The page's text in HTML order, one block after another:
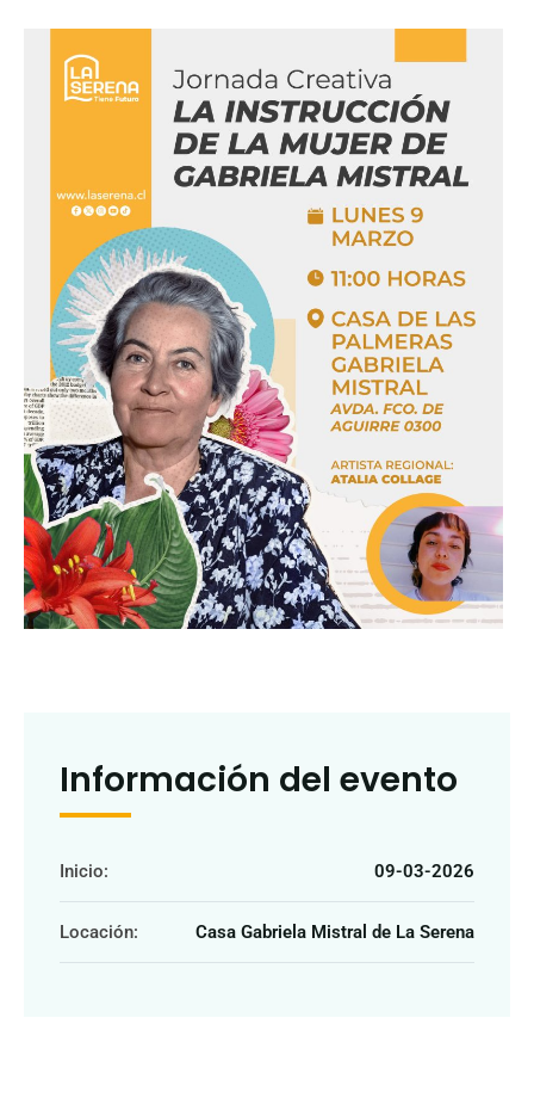
Información del evento
Inicio: 09-03-2026
Locación: Casa Gabriela Mistral de La Serena